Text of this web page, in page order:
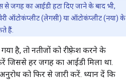
से जगह का आईडी हटा दिए जाने के बाद भी,
ऑटोकंप्लीट (लेगसी) या ऑटोकंप्लीट (नया) के
हैं.
है, तो नतीजों को रीफ़्रेश करने के
जिससे हर जगह का आईडी मिला था.
को फिर से जारी करें. ध्यान दें कि